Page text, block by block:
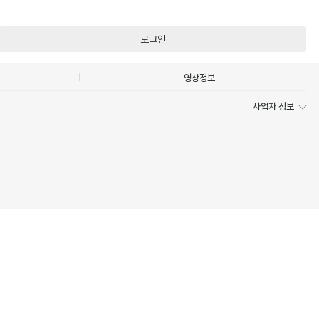
로그인
영상정보
사업자 정보